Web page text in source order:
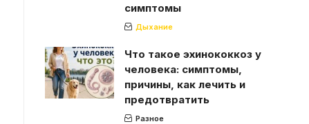
симптомы
Дыхание
Что такое эхинококкоз у
человека: симптомы,
причины, как лечить и
предотвратить
Разное